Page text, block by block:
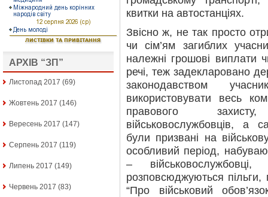
АРХІВ “ЗП”
Листопад 2017 (69)
Жовтень 2017 (146)
Вересень 2017 (147)
Серпень 2017 (119)
Липень 2017 (149)
Червень 2017 (83)
квитки на автостанціях.
Звісно ж, не так просто
чи сім’ям загиблих
належні грошові
речі, теж задекларовано
законодавством
використовувати весь
правового
військовослужбовців, а
були призвані на
особливий період,
–
розповсюджуються пільги,
“Про військовий